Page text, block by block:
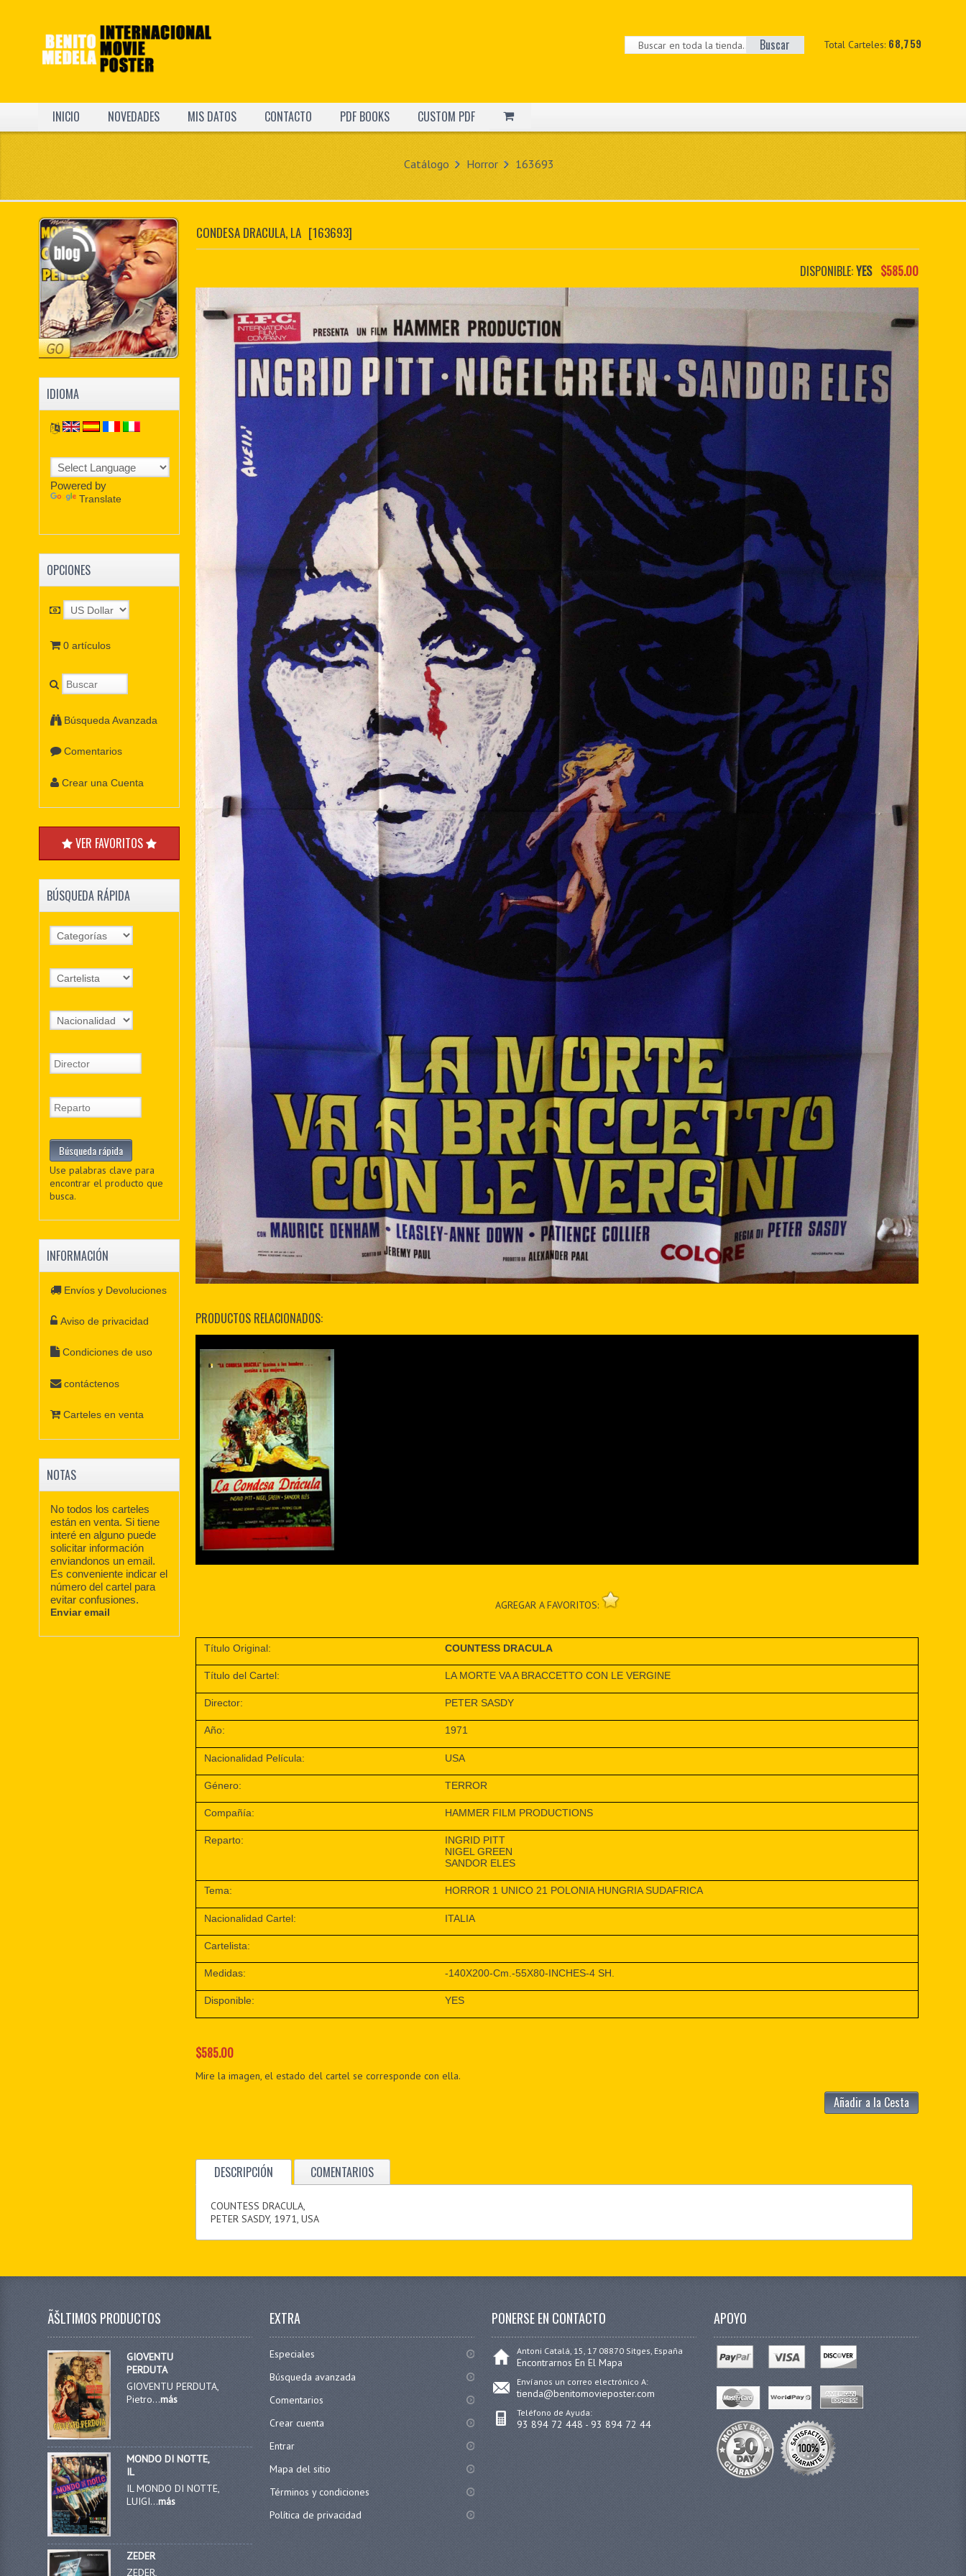
Total Carteles: 68,759
Buscar
INICIO NOVEDADES MIS DATOS CONTACTO PDF BOOKS CUSTOM PDF
Catálogo Horror 163693
CONDESA DRACULA, LA [163693]
DISPONIBLE:YES $585.00
PRODUCTOS RELACIONADOS:
AGREGAR A FAVORITOS:
Título Original: COUNTESS DRACULA
Título del Cartel: LA MORTE VA A BRACCETTO CON LE VERGINE
Director: PETER SASDY
Año: 1971
Nacionalidad Película: USA
Género: TERROR
Compañía: HAMMER FILM PRODUCTIONS
Reparto:
INGRID PITT
NIGEL GREEN
SANDOR ELES
Tema: HORROR 1 UNICO 21 POLONIA HUNGRIA SUDAFRICA
Nacionalidad Cartel: ITALIA
Cartelista:
Medidas: -140X200-Cm.-55X80-INCHES-4 SH.
Disponible: YES
$585.00
Mire la imagen, el estado del cartel se corresponde con ella.
Añadir a la Cesta
DESCRIPCIÓN COMENTARIOS
COUNTESS DRACULA,
PETER SASDY, 1971, USA
IDIOMA
Powered by
Translate
OPCIONES
0 artículos
Búsqueda Avanzada
Comentarios
Crear una Cuenta
VER FAVORITOS
BÚSQUEDA RÁPIDA
Use palabras clave para
encontrar el producto que
busca.
INFORMACIÓN
Envíos y Devoluciones
Aviso de privacidad
Condiciones de uso
contáctenos
Carteles en venta
NOTAS
No todos los carteles
están en venta. Si tiene
interé en alguno puede
solicitar información
enviandonos un email.
Es conveniente indicar el
número del cartel para
evitar confusiones.
Enviar email
ÃŠLTIMOS PRODUCTOS
GIOVENTU
PERDUTA
GIOVENTU PERDUTA,
Pietro...más
MONDO DI NOTTE,
IL
IL MONDO DI NOTTE,
LUIGI...más
ZEDER
ZEDER,
EXTRA
Especiales
Búsqueda avanzada
Comentarios
Crear cuenta
Entrar
Mapa del sitio
Términos y condiciones
Política de privacidad
PONERSE EN CONTACTO
Antoni Catalá, 15, 17 08870 Sitges, España
Encontrarnos En El Mapa
Envíanos un correo electrónico A:
tienda@benitomovieposter.com
Teléfono de Ayuda:
93 894 72 448 - 93 894 72 44
APOYO